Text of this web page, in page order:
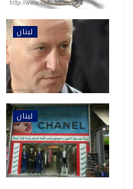
لبنان
لبنان